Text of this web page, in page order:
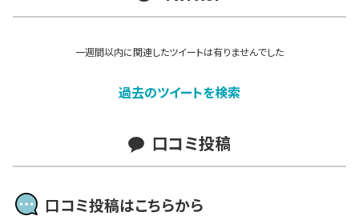
一週間以内に関連したツイートは有りませんでした
過去のツイートを検索
口コミ投稿
口コミ投稿はこちらから